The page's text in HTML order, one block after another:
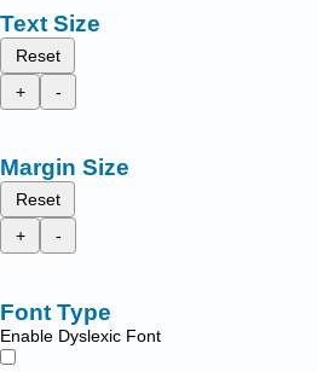
Text Size
Reset
+
-
Margin Size
Reset
+
-
Font Type
Enable Dyslexic Font